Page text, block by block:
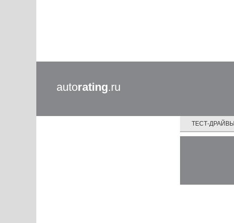
autorating.ru
ТЕСТ-ДРАЙВЫ